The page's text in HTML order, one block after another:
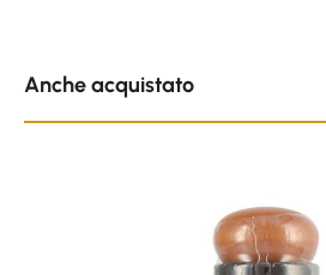
Anche acquistato